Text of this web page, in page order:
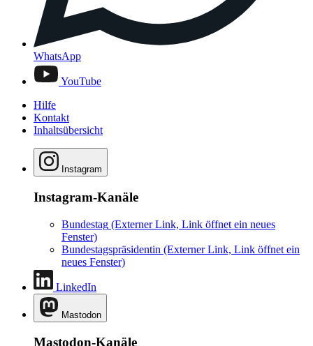
WhatsApp
YouTube
Hilfe
Kontakt
Inhaltsübersicht
Instagram
Instagram-Kanäle
Bundestag (Externer Link, Link öffnet ein neues
Fenster)
Bundestagspräsidentin (Externer Link, Link öffnet ein
neues Fenster)
LinkedIn
Mastodon
Mastodon-Kanäle